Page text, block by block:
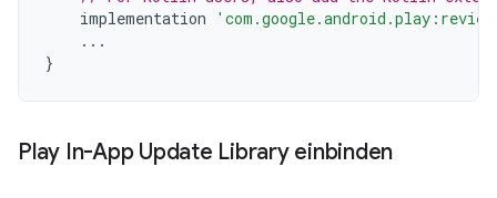
implementation
...
}
Play In-App Update Library einbinden